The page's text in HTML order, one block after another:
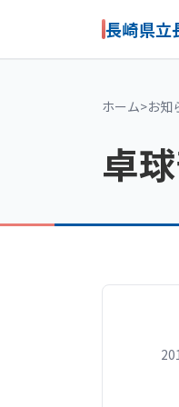
長崎県立
ホーム>お知
卓